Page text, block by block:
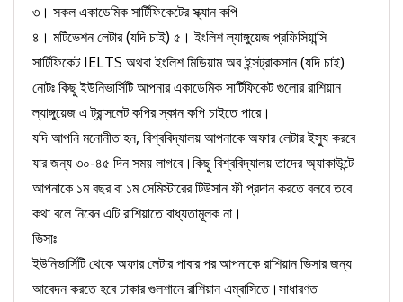
৩। সকল একাডেমিক সার্টিফিকেটের স্ক্যান কপি
৪। মটিভেশন লেটার (যদি চাই) ৫। ইংলিশ ল্যাঙ্গুয়েজ প্রফিসিয়ান্সি
সার্টিফিকেট IELTS অথবা ইংলিশ মিডিয়াম অব ইন্সট্রাকসান (যদি চাই)
নোটঃকিছু ইউনিভার্সিটি আপনার একাডেমিক সার্টিফিকেট গুলোর রাশিয়ান
ল্যাঙ্গুয়েজ এ ট্রান্সলেট কপির স্কান কপি চাইতে পারে।
যদি আপনি মনোনীত হন, বিশ্ববিদ্যালয় আপনাকে অফার লেটার ইস্যু করবে
যার জন্য ৩০-৪৫ দিন সময় লাগবে।কিছু বিশ্ববিদ্যালয় তাদের অ্যাকাউন্টে
আপনাকে ১ম বছর বা ১ম সেমিস্টারের টিউসান ফী প্রদান করতে বলবে তবে
কথা বলে নিবেন এটি রাশিয়াতে বাধ্যতামূলক না।
ভিসাঃ
ইউনিভার্সিটি থেকে অফার লেটার পাবার পর আপনাকে রাশিয়ান ভিসার জন্য
আবেদন করতে হবে ঢাকার গুলশানে রাশিয়ান এম্বাসিতে।সাধারণত